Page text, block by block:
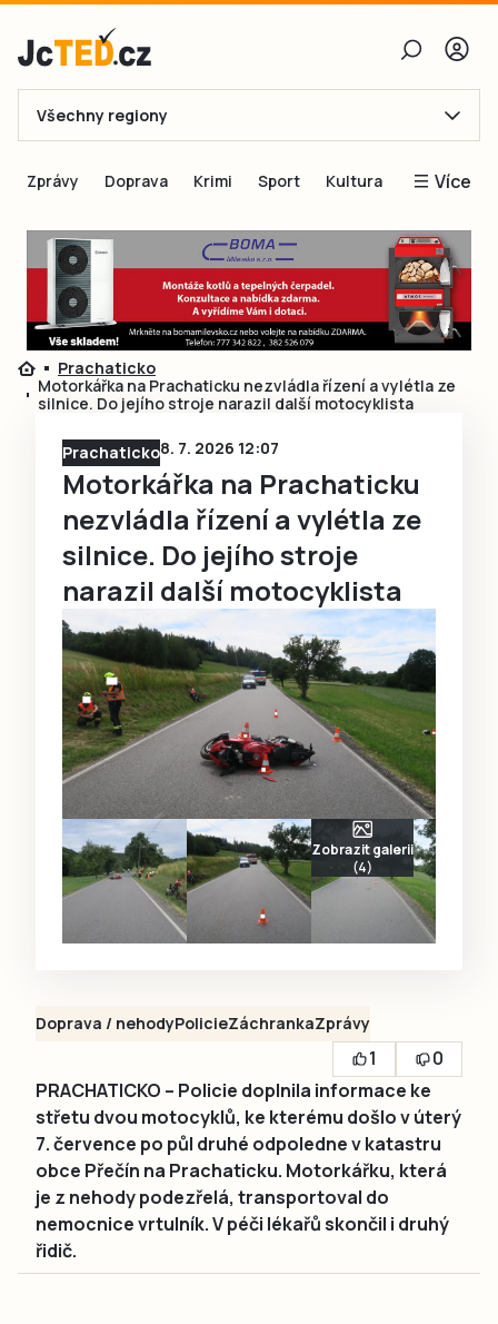
E-mail
Obnovit heslo
Přihlásit se
Přihlásit se přes Facebook
Ještě nemám účet, chci se
Registrovat
Všechny regiony
Zprávy Doprava Krimi Sport Kultura Více
Blogy
Inspirace
Čtenáři píší
Speciální přílohy
Prachaticko
Motorkářka na Prachaticku nezvládla řízení a vylétla ze
silnice. Do jejího stroje narazil další motocyklista
Prachaticko8. 7. 2026 12:07
Motorkářka na Prachaticku
nezvládla řízení a vylétla ze
silnice. Do jejího stroje
narazil další motocyklista
Zobrazit galerii
(4)
Doprava / nehodyPolicieZáchrankaZprávy
1
0
PRACHATICKO – Policie doplnila informace ke
střetu dvou motocyklů, ke kterému došlo v úterý
7. července po půl druhé odpoledne v katastru
obce Přečín na Prachaticku. Motorkářku, která
je z nehody podezřelá, transportoval do
nemocnice vrtulník. V péči lékařů skončil i druhý
řidič.